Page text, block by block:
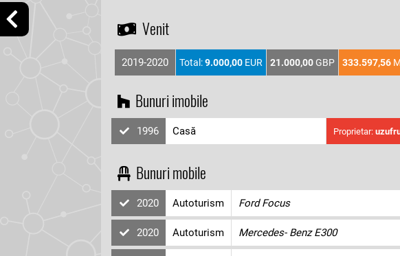
Venit
2019-2020 Total:9.000,00 EUR 21.000,00 GBP 333.597,56
Bunuri imobile
1996 Casă Proprietar:
Bunuri mobile
2020 Autoturism Ford Focus
2020 Autoturism Mercedes- Benz E300